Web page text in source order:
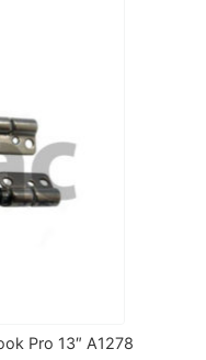
Pro 13″ A1278